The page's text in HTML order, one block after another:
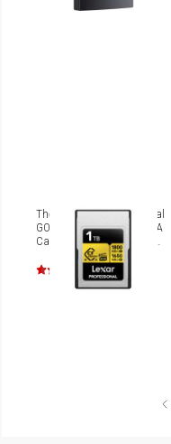
Thẻ nhớ Lexar Professional
GOLD CFexpress 4.0 Type A
Card 1TB [LCXEXPR001T-